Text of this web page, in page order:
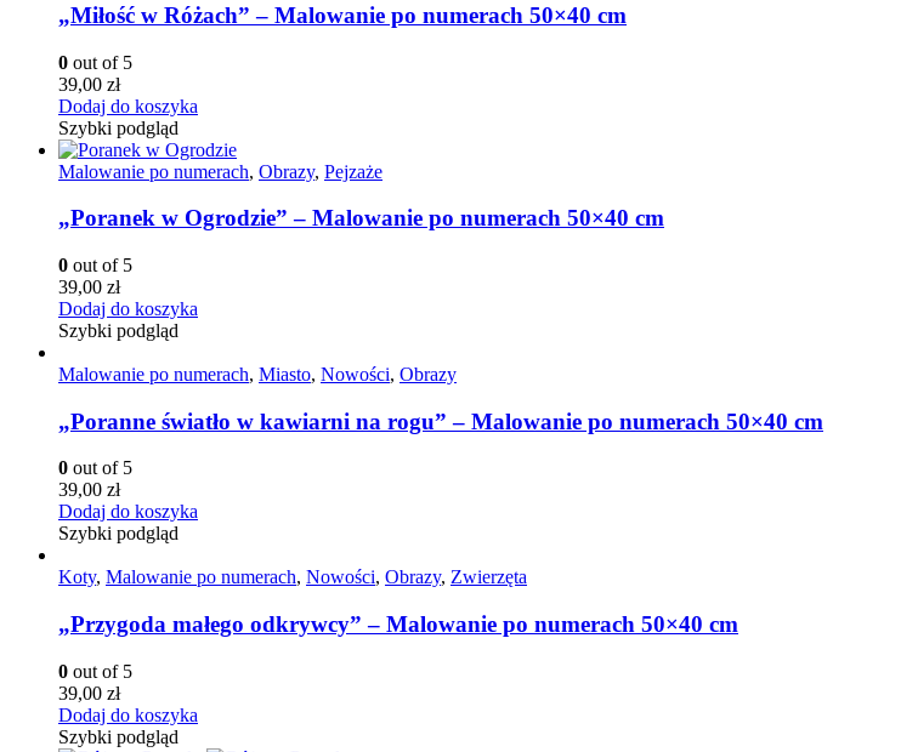
„Miłość w Różach” – Malowanie po numerach 50×40 cm
0 out of 5
39,00 zł
Dodaj do koszyka
Szybki podgląd
Malowanie po numerach, Obrazy, Pejzaże
„Poranek w Ogrodzie” – Malowanie po numerach 50×40 cm
0 out of 5
39,00 zł
Dodaj do koszyka
Szybki podgląd
Malowanie po numerach, Miasto, Nowości, Obrazy
„Poranne światło w kawiarni na rogu” – Malowanie po numerach 50×40 cm
0 out of 5
39,00 zł
Dodaj do koszyka
Szybki podgląd
Koty, Malowanie po numerach, Nowości, Obrazy, Zwierzęta
„Przygoda małego odkrywcy” – Malowanie po numerach 50×40 cm
0 out of 5
39,00 zł
Dodaj do koszyka
Szybki podgląd